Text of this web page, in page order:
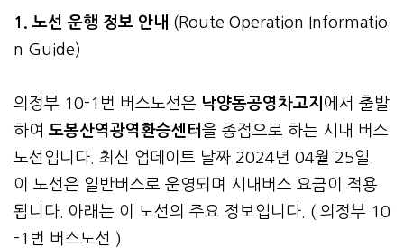
1. 노선 운행 정보 안내 (Route Operation Informatio
n Guide)
의정부 10-1번 버스노선은 낙양동공영차고지 에서 출발
하여 도봉산역광역환승센터 을 종점으로 하는 시내 버스
노선입니다. 최신 업데이트 날짜 2024년 04월 25일.
이 노선은 일반버스로 운영되며 시내버스 요금이 적용
됩니다. 아래는 이 노선의 주요 정보입니다. ( 의정부 10
-1번 버스노선 )